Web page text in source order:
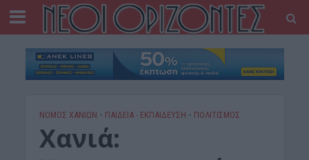
ΝΟΜΌΣ ΧΑΝΊΩΝ • ΠΑΙΔΕΙΑ - ΕΚΠΑΙΔΕΥΣΗ • ΠΟΛΙΤΙΣΜΟΣ
Χανιά: